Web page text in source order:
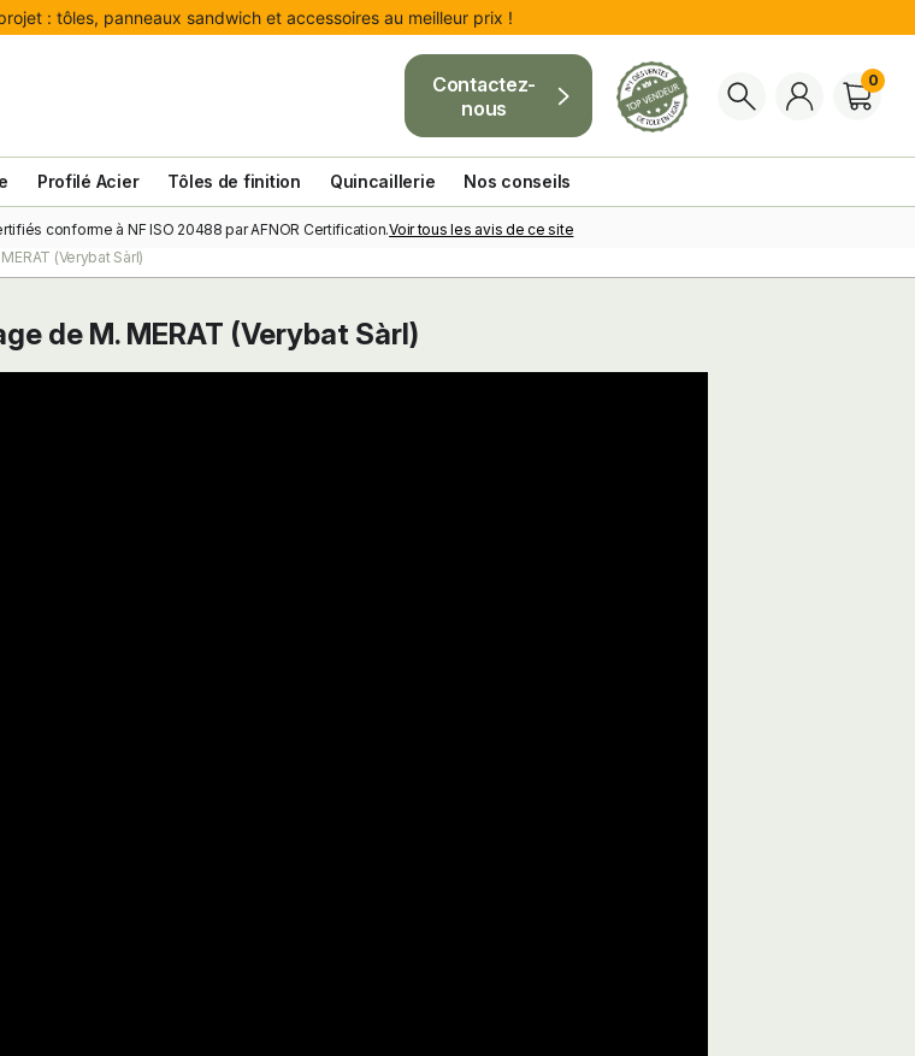
: tôles, panneaux sandwich et accessoires au meilleur prix !
0
Contactez-
nous
Profilé Acier Tôles de finition Quincaillerie Nos conseils
conforme à NF ISO 20488 par AFNOR Certification.Voir tous les avis de ce site
(Verybat Sàrl)
de M. MERAT (Verybat Sàrl)